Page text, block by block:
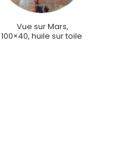
Vue sur Mars,
100×40, huile sur toile